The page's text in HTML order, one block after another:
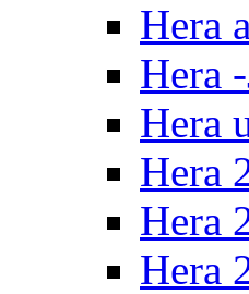
Hera
Hera
Hera
Hera
Hera
Hera